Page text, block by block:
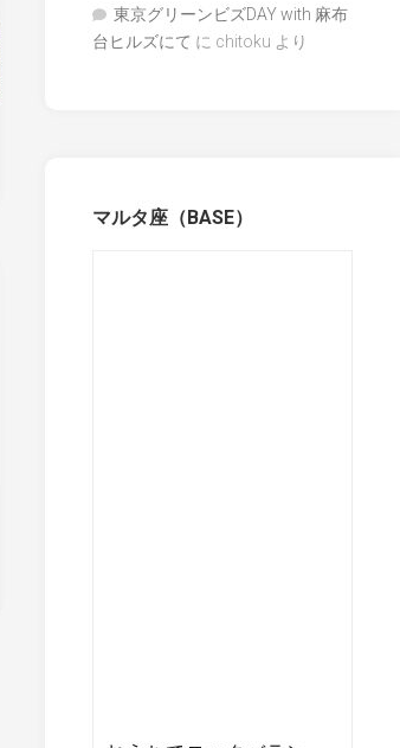
東京グリーンビズDAY with 麻布
台ヒルズにて に chitoku より
マルタ座（BASE）